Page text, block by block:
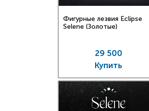
Фигурные лезвия Eclipse
Selene (Золотые)
29 500
Купить